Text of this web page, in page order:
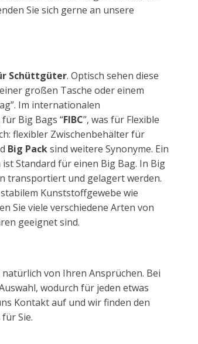
Sie sich gerne an unsere
Schüttgüter. Optisch sehen diese
großen Tasche oder einem
Im internationalen
Big Bags “FIBC”, was für Flexible
flexibler Zwischenbehälter für
Big Packsind weitere Synonyme. Ein
Standard für einen Big Bag. In Big
transportiert und gelagert werden.
Kunststoffgewebe wie
Sie viele verschiedene Arten von
geeignet sind.
von Ihren Ansprüchen. Bei
wodurch für jeden etwas
Kontakt auf und wir finden den
Sie.